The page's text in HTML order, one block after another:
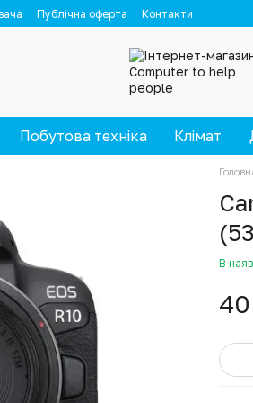
Публічна оферта Контакти
Побутова техніка Клімат
В